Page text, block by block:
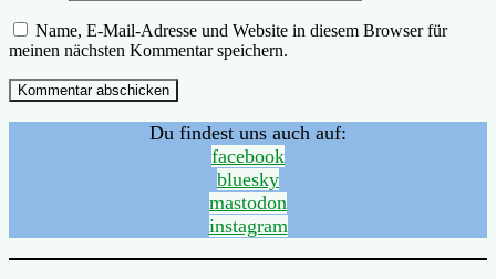
Name, E-Mail-Adresse und Website in diesem Browser für
meinen nächsten Kommentar speichern.
Du findest uns auch auf:
facebook
bluesky
mastodon
instagram